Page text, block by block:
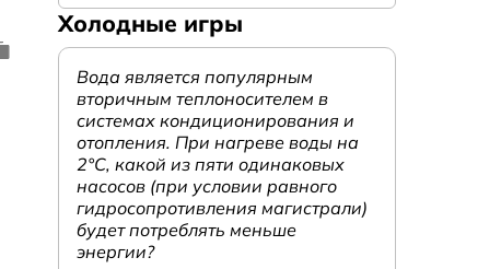
Холодные игры
Вода является популярным
вторичным теплоносителем в
системах кондиционирования и
отопления. При нагреве воды на
2°С, какой из пяти одинаковых
насосов (при условии равного
гидросопротивления магистрали)
будет потреблять меньше
энергии?